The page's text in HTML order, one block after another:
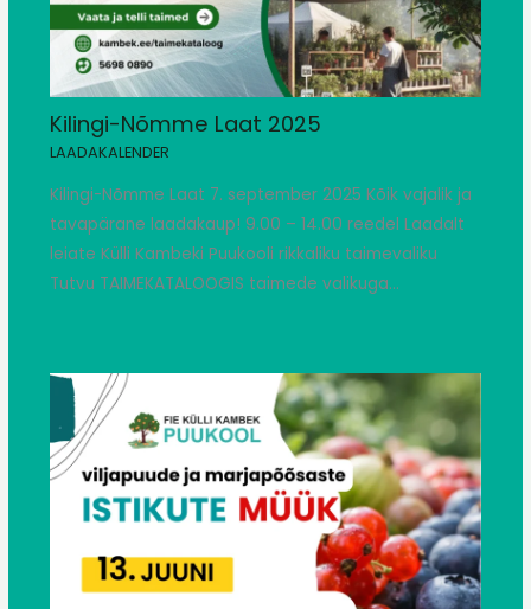
Kilingi-Nõmme Laat 2025
LAADAKALENDER
Kilingi-Nõmme Laat 7. september 2025 Kõik vajalik ja
tavapärane laadakaup! 9.00 – 14.00 reedel Laadalt
leiate Külli Kambeki Puukooli rikkaliku taimevaliku
Tutvu TAIMEKATALOOGIS taimede valikuga…